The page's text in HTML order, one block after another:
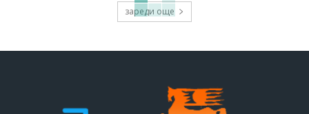
зареди още